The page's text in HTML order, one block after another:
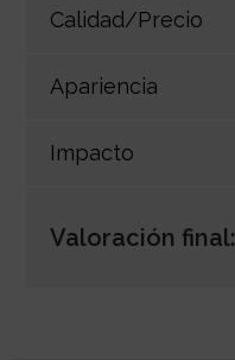
Calidad/Precio
Apariencia
Impacto
Valoración final: